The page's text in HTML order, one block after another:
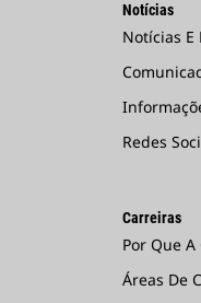
Notícias
Notícias E
Redes
Carreiras
Por Que
Áreas De